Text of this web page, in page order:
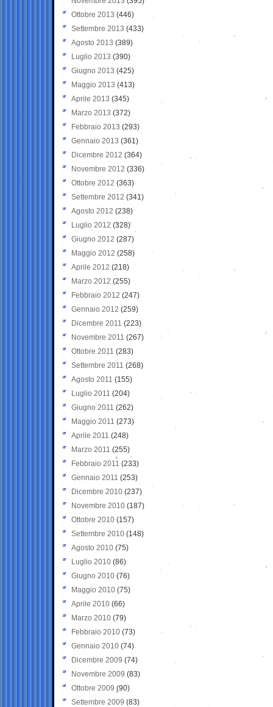
Ottobre 2013 (446)
Settembre 2013 (433)
Agosto 2013 (389)
Luglio 2013 (390)
Giugno 2013 (425)
Maggio 2013 (413)
Aprile 2013 (345)
Marzo 2013 (372)
Febbraio 2013 (293)
Gennaio 2013 (361)
Dicembre 2012 (364)
Novembre 2012 (336)
Ottobre 2012 (363)
Settembre 2012 (341)
Agosto 2012 (238)
Luglio 2012 (328)
Giugno 2012 (287)
Maggio 2012 (258)
Aprile 2012 (218)
Marzo 2012 (255)
Febbraio 2012 (247)
Gennaio 2012 (259)
Dicembre 2011 (223)
Novembre 2011 (267)
Ottobre 2011 (283)
Settembre 2011 (268)
Agosto 2011 (155)
Luglio 2011 (204)
Giugno 2011 (262)
Maggio 2011 (273)
Aprile 2011 (248)
Marzo 2011 (255)
Febbraio 2011 (233)
Gennaio 2011 (253)
Dicembre 2010 (237)
Novembre 2010 (187)
Ottobre 2010 (157)
Settembre 2010 (148)
Agosto 2010 (75)
Luglio 2010 (86)
Giugno 2010 (76)
Maggio 2010 (75)
Aprile 2010 (66)
Marzo 2010 (79)
Febbraio 2010 (73)
Gennaio 2010 (74)
Dicembre 2009 (74)
Novembre 2009 (83)
Ottobre 2009 (90)
Settembre 2009 (83)